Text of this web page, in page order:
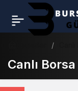
Canlı Borsa